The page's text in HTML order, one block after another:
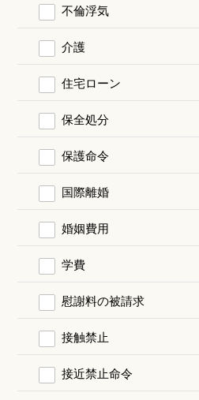
不倫浮気
介護
住宅ローン
保全処分
保護命令
国際離婚
婚姻費用
学費
慰謝料の被請求
接触禁止
接近禁止命令